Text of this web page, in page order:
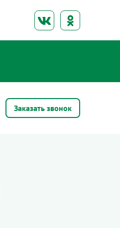
Заказать звонок